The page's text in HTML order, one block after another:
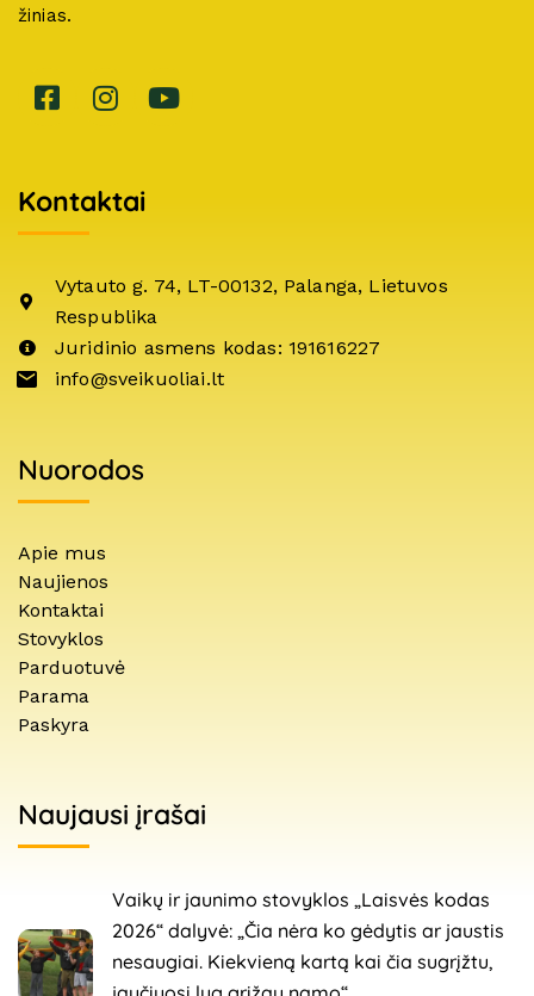
žinias.
Kontaktai
Vytauto g. 74, LT-00132, Palanga, Lietuvos
Respublika
Juridinio asmens kodas: 191616227
info@sveikuoliai.lt
Nuorodos
Apie mus
Naujienos
Kontaktai
Stovyklos
Parduotuvė
Parama
Paskyra
Naujausi įrašai
Vaikų ir jaunimo stovyklos „Laisvės kodas
2026“ dalyvė: „Čia nėra ko gėdytis ar jaustis
nesaugiai. Kiekvieną kartą kai čia sugrįžtu,